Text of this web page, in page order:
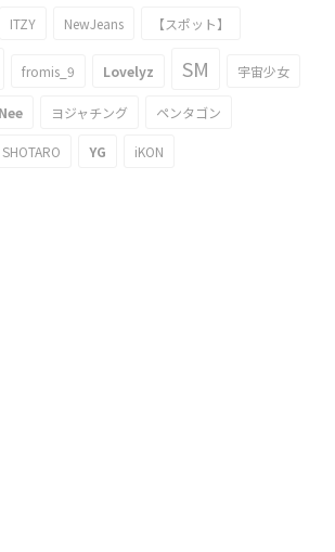
ITZY NewJeans 【スポット】
fromis_9 Lovelyz SM 宇宙少女
ヨジャチング ペンタゴン
SHOTARO YG iKON